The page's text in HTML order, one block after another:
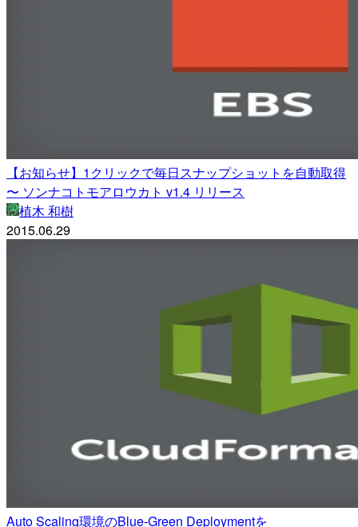
【お知らせ】1クリックで毎日スナップショットを自動取得
〜 ソンナコトモアロウカト v1.4 リリース
植木 和樹
2015.06.29
Auto Scaling環境のBlue-Green Deploymentを